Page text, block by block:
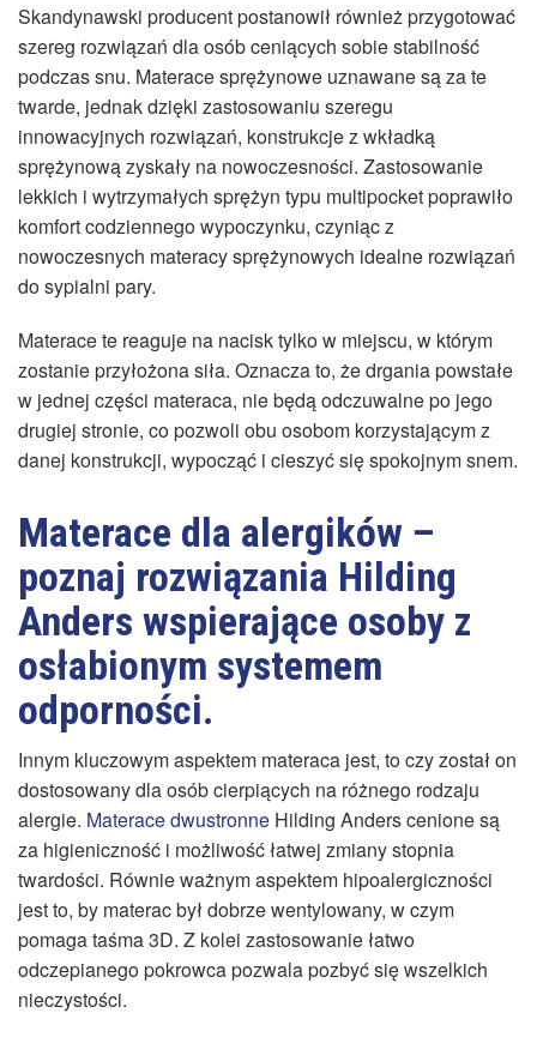
Skandynawski producent postanowił również przygotować
szereg rozwiązań dla osób ceniących sobie stabilność
podczas snu. Materace sprężynowe uznawane są za te
twarde, jednak dzięki zastosowaniu szeregu
innowacyjnych rozwiązań, konstrukcje z wkładką
sprężynową zyskały na nowoczesności. Zastosowanie
lekkich i wytrzymałych sprężyn typu multipocket poprawiło
komfort codziennego wypoczynku, czyniąc z
nowoczesnych materacy sprężynowych idealne rozwiązań
do sypialni pary.
Materace te reaguje na nacisk tylko w miejscu, w którym
zostanie przyłożona siła. Oznacza to, że drgania powstałe
w jednej części materaca, nie będą odczuwalne po jego
drugiej stronie, co pozwoli obu osobom korzystającym z
danej konstrukcji, wypocząć i cieszyć się spokojnym snem.
Materace dla alergików –
poznaj rozwiązania Hilding
Anders wspierające osoby z
osłabionym systemem
odporności.
Innym kluczowym aspektem materaca jest, to czy został on
dostosowany dla osób cierpiących na różnego rodzaju
alergie. Materace dwustronne Hilding Anders cenione są
za higieniczność i możliwość łatwej zmiany stopnia
twardości. Równie ważnym aspektem hipoalergiczności
jest to, by materac był dobrze wentylowany, w czym
pomaga taśma 3D. Z kolei zastosowanie łatwo
odczepianego pokrowca pozwala pozbyć się wszelkich
nieczystości.